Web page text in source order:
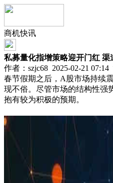
商机快讯
私募量化指增策略迎开门红 渠
作者：szjc68 2025-02-21 07:14
春节假期之后，A股市场持续
现不俗。尽管市场的结构性强
抱有较为积极的预期。